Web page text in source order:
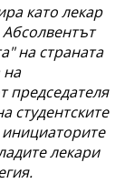
като лекар
на страната
на
председателя
студентските
лекари